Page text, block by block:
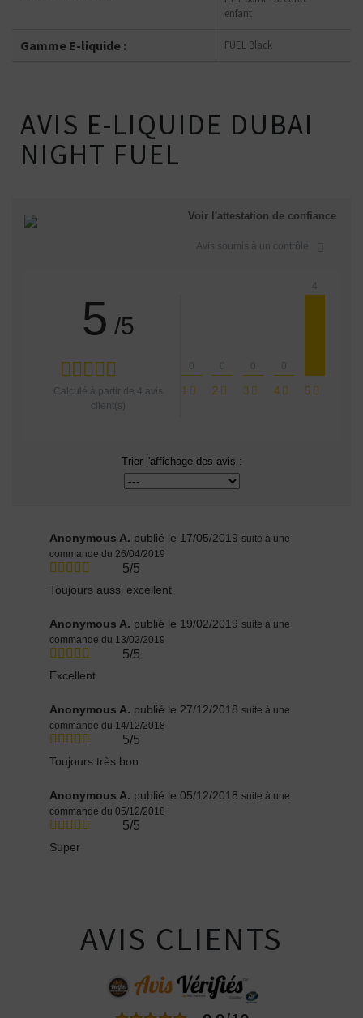
enfant
Gamme E-liquide : FUEL Black
AVIS E-LIQUIDE DUBAI
NIGHT FUEL
Voir l'attestation de confiance
Avis soumis à un contrôle
5 /5
Calculé à partir de 4 avis
client(s)
1
0
2
0
3
0
4
0
5
4
Trier l'affichage des avis :
Anonymous A. publié le 17/05/2019 suite à une
commande du 26/04/2019
5/5
Toujours aussi excellent
Anonymous A. publié le 19/02/2019 suite à une
commande du 13/02/2019
5/5
Excellent
Anonymous A. publié le 27/12/2018 suite à une
commande du 14/12/2018
5/5
Toujours très bon
Anonymous A. publié le 05/12/2018 suite à une
commande du 05/12/2018
5/5
Super
AVIS CLIENTS